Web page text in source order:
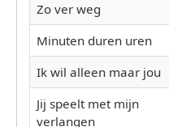
Zo ver weg
Minuten duren uren
Ik wil alleen maar jou
Jij speelt met mijn
verlangen